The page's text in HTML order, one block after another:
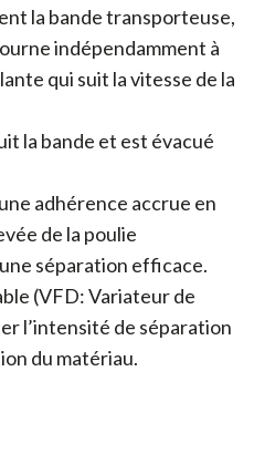
la bande transporteuse,
indépendamment à
qui suit la vitesse de la
la bande et est évacué
adhérence accrue en
de la poulie
séparation efficace.
(VFD: Variateur de
l’intensité de séparation
du matériau.